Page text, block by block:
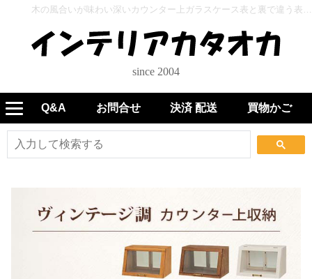
木の風合いが味わい深いカウンター上ガラスケース表と裏で違う表情を見せる形状でディスプレイとしても活躍 カウンター上ガラスケースMUD-6065 - インテリアカタオカ
since 2004
Q&A お問合せ 決済 配送 買物かご